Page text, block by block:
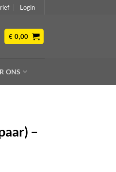
Login
€ 0,00
ONS
–